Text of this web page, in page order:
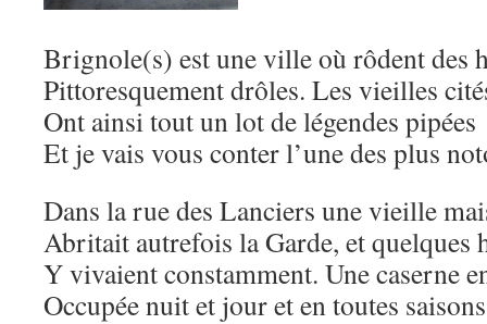
Brignole(s) est une ville où rôdent des
Pittoresquement drôles. Les vieilles
Ont ainsi tout un lot de légendes pipées
Et je vais vous conter l’une des plus
Dans la rue des Lanciers une vieille
Abritait autrefois la Garde, et quelques
Y vivaient constamment. Une caserne
Occupée nuit et jour et en toutes